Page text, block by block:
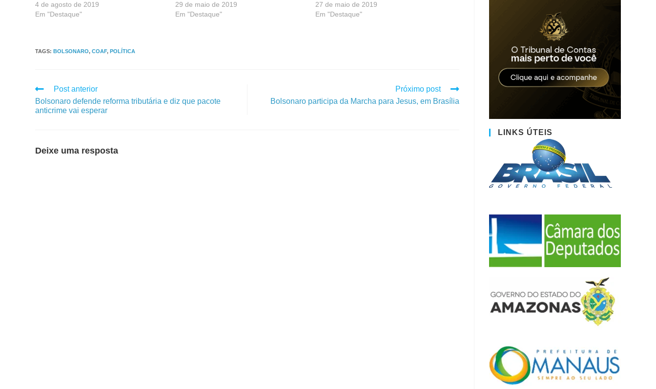
4 de agosto de 2019
Em "Destaque"
29 de maio de 2019
Em "Destaque"
27 de maio de 2019
Em "Destaque"
TAGS: BOLSONARO, COAF, POLÍTICA
Post anterior
Bolsonaro defende reforma tributária e diz que pacote
anticrime vai esperar
Próximo post
Bolsonaro participa da Marcha para Jesus, em Brasília
Deixe uma resposta
LINKS ÚTEIS